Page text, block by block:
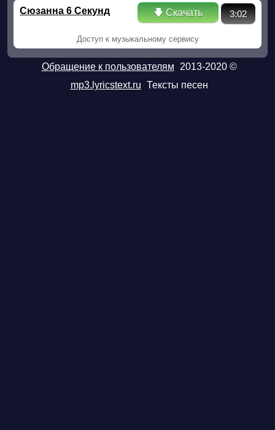
Сюзанна 6 Секунд
🡇 Скачать 3:02
Доступ к музыкальному сервису
Обращение к пользователям
2013-2020 ©
mp3.lyricstext.ru Тексты песен